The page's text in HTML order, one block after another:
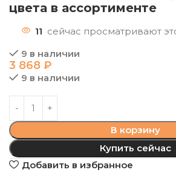
цвета в ассортименте
11 сейчас просматривают
9 в наличии
3 868 ₽
9 в наличии
В корзину
Купить сейчас
Добавить в избранное